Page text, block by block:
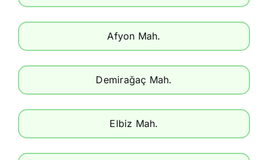
Afyon Mah.
Demirağaç Mah.
Elbiz Mah.